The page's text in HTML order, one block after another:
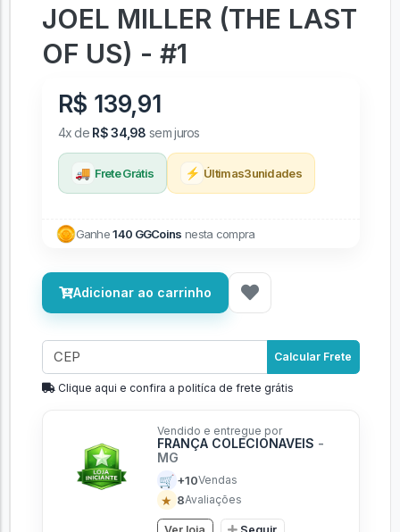
FUNKO POP 1845 -
JOEL MILLER (THE LAST
OF US) - #1
R$ 139,91
4x de R$ 34,98sem juros
Ganhe140 GGCoinsnesta compra
Clique aqui e confira a politíca de frete grátis
Vendido e entregue por
FRANÇA COLECIONAVEIS
MG
🛒+10Vendas